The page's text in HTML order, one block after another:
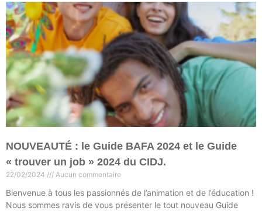
NOUVEAUTÉ : le Guide BAFA 2024 et le Guide
« trouver un job » 2024 du CIDJ.
22/02/2024 Aucun commentaire
Bienvenue à tous les passionnés de l’animation et de l’éducation !
Nous sommes ravis de vous présenter le tout nouveau Guide